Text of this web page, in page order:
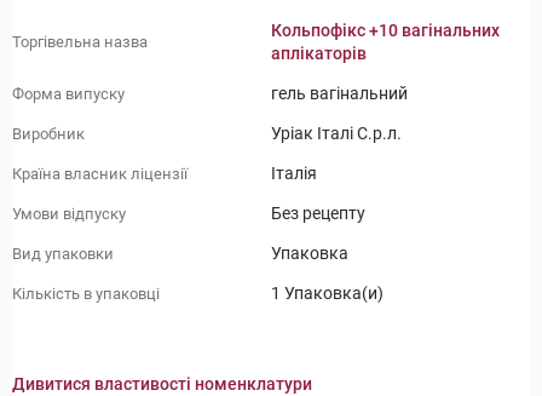
Торгівельна назва
Кольпофікс +10 вагінальних
аплікаторів
Форма випуску гель вагінальний
Виробник Уріак Італі С.р.л.
Країна власник ліцензії Італія
Умови відпуску Без рецепту
Вид упаковки Упаковка
Кількість в упаковці 1 Упаковка(и)
Дивитися властивості номенклатури